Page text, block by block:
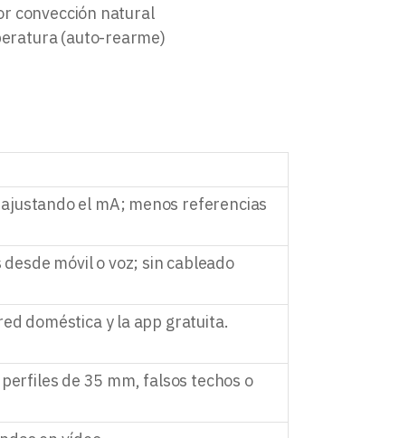
convección natural
(auto-rearme)
el mA; menos referencias
móvil o voz; sin cableado
doméstica y la app gratuita.
de 35 mm, falsos techos o